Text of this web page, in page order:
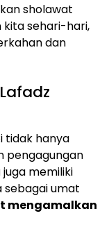
sholawat
kita sehari-hari,
dan
tidak hanya
pengagungan
memiliki
sebagai umat
mengamalkan